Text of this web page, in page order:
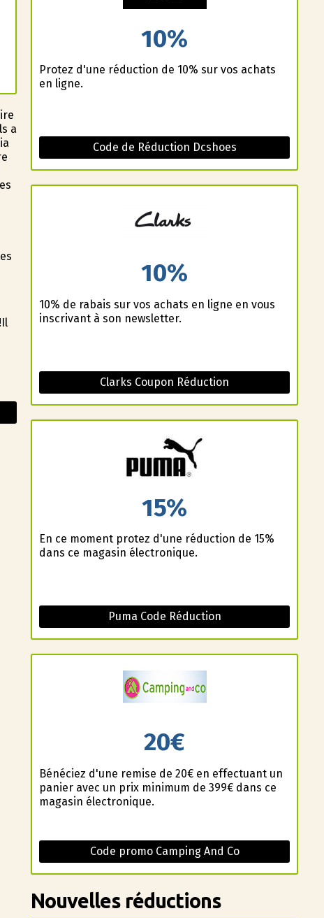
a
10%
Profitez d'une réduction de 10% sur vos achats
en ligne.
Code de Réduction Dcshoes
10%
10% de rabais sur vos achats en ligne en vous
inscrivant à son newsletter.
Clarks Coupon Réduction
15%
En ce moment profitez d'une réduction de 15%
dans ce magasin électronique.
Puma Code Réduction
20€
Bénéficiez d'une remise de 20€ en effectuant un
panier avec un prix minimum de 399€ dans ce
magasin électronique.
Code promo Camping And Co
Nouvelles réductions